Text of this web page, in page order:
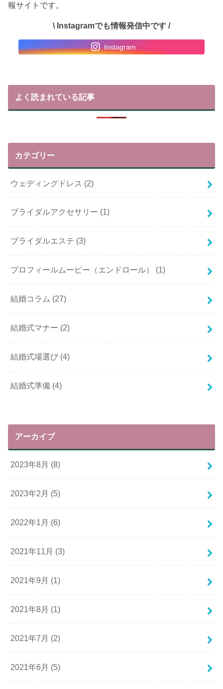
報サイトです。
\ Instagramでも情報発信中です /
Instagram
よく読まれている記事
カテゴリー
ウェディングドレス (2)
ブライダルアクセサリー (1)
ブライダルエステ (3)
プロフィールムービー（エンドロール） (1)
結婚コラム (27)
結婚式マナー (2)
結婚式場選び (4)
結婚式準備 (4)
アーカイブ
2023年8月 (8)
2023年2月 (5)
2022年1月 (6)
2021年11月 (3)
2021年9月 (1)
2021年8月 (1)
2021年7月 (2)
2021年6月 (5)